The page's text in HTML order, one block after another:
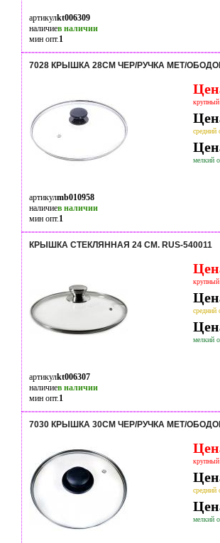
артикулkt006309
наличиев наличии
мин опт.1
7028 КРЫШКА 28СМ ЧЕР/РУЧКА МЕТ/
крупный
средний
мелкий
артикулmb010958
наличиев наличии
мин опт.1
КРЫШКА СТЕКЛЯННАЯ 24 СМ. RUS-540011
крупный
средний
мелкий
артикулkt006307
наличиев наличии
мин опт.1
7030 КРЫШКА 30СМ ЧЕР/РУЧКА МЕТ/
крупный
средний
мелкий